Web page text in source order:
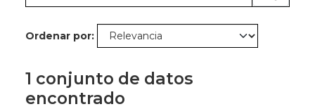
Ordenar por
1 conjunto de datos
encontrado